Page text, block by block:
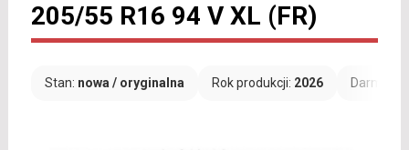
205/55 R16 94 V XL (FR)
Stan: nowa / oryginalna Rok produkcji: 2026